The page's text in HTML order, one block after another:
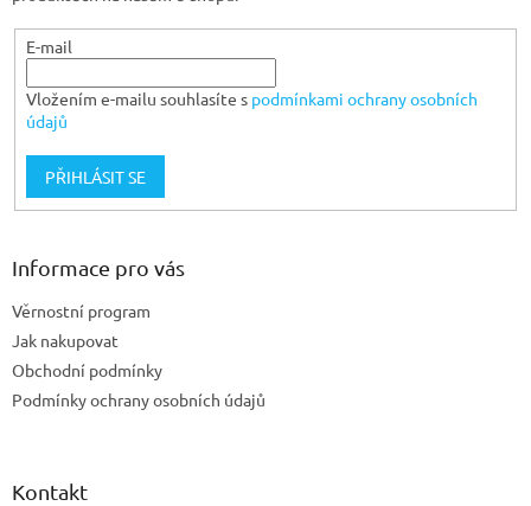
E-mail
Vložením e-mailu souhlasíte s podmínkami ochrany osobních
údajů
PŘIHLÁSIT SE
Informace pro vás
Věrnostní program
Jak nakupovat
Obchodní podmínky
Podmínky ochrany osobních údajů
Kontakt